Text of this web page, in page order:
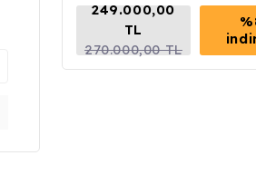
249.000,00
TL
270.000,00 TL